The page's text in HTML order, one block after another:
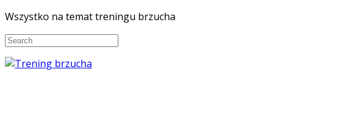
Wszystko na temat treningu brzucha